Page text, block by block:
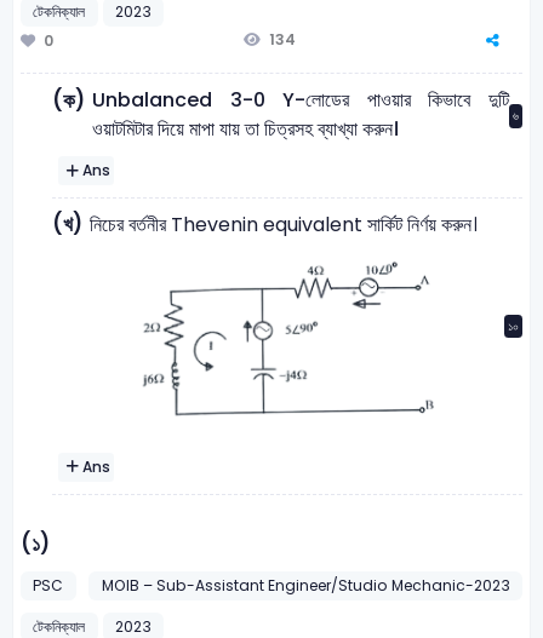
টেকনিক্যাল
2023
0
134
(ক) Unbalanced 3-0 Y-লোডের পাওয়ার কিভাবে দুটি
ওয়াটমিটার দিয়ে মাপা যায় তা চিত্রসহ ব্যাখ্যা করুন।
৬
Ans
(খ) নিচের বর্তনীর Thevenin equivalent সার্কিট নির্ণয় করুন।
১০
Ans
(১)
PSC
MOIB – Sub-Assistant Engineer/Studio Mechanic-2023
টেকনিক্যাল
2023